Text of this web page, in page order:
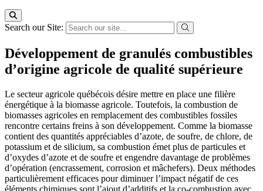
Search our Site:
Développement de granulés combustibles
d’origine agricole de qualité supérieure
Le secteur agricole québécois désire mettre en place une filière
énergétique à la biomasse agricole. Toutefois, la combustion de
biomasses agricoles en remplacement des combustibles fossiles
rencontre certains freins à son développement. Comme la biomasse
contient des quantités appréciables d’azote, de soufre, de chlore, de
potassium et de silicium, sa combustion émet plus de particules et
d’oxydes d’azote et de soufre et engendre davantage de problèmes
d’opération (encrassement, corrosion et mâchefers). Deux méthodes
particulièrement efficaces pour diminuer l’impact négatif de ces
éléments chimiques sont l’ajout d’additifs et la co-combustion avec